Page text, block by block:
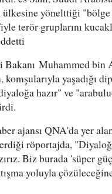
ülkesine yönelttiği "bölge
terör gruplarını
Bakanı Muhammed bin
yaşadığı
hazır" ve
ajansı QNA'da yer
röportajda,
Biz burada 'süper
yoluyla